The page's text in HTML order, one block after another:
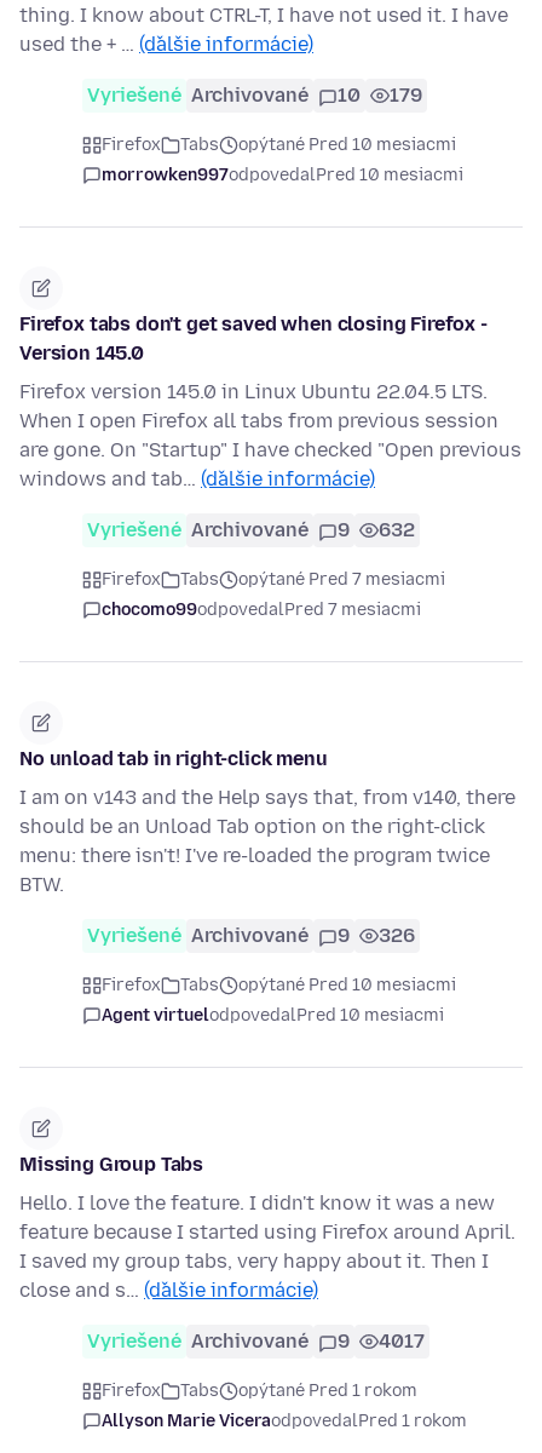
thing. I know about CTRL-T, I have not used it. I have
used the + … (ďalšie informácie)
Vyriešené Archivované 10 179
Firefox Tabs
opýtané Pred 10 mesiacmi
morrowken997odpovedalPred 10 mesiacmi
Firefox tabs don't get saved when closing Firefox -
Version 145.0
Firefox version 145.0 in Linux Ubuntu 22.04.5 LTS.
When I open Firefox all tabs from previous session
are gone. On "Startup" I have checked "Open previous
windows and tab… (ďalšie informácie)
Vyriešené Archivované 9 632
Firefox Tabs
opýtané Pred 7 mesiacmi
chocomo99odpovedalPred 7 mesiacmi
No unload tab in right-click menu
I am on v143 and the Help says that, from v140, there
should be an Unload Tab option on the right-click
menu: there isn't! I've re-loaded the program twice
BTW.
Vyriešené Archivované 9 326
Firefox Tabs
opýtané Pred 10 mesiacmi
Agent virtuelodpovedalPred 10 mesiacmi
Missing Group Tabs
Hello. I love the feature. I didn't know it was a new
feature because I started using Firefox around April.
I saved my group tabs, very happy about it. Then I
close and s… (ďalšie informácie)
Vyriešené Archivované 9 4017
Firefox Tabs
opýtané Pred 1 rokom
Allyson Marie ViceraodpovedalPred 1 rokom